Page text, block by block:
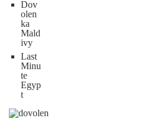
Dov
olen
ka
Mald
ivy
Last
Minu
te
Egyp
t